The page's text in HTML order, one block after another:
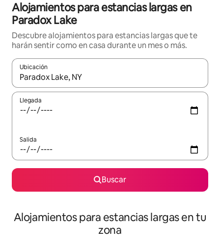
Alojamientos para estancias largas en
Paradox Lake
Descubre alojamientos para estancias largas que te
harán sentir como en casa durante un mes o más.
Ubicación
Cuando los resultados estén disponibles, podrás navegar
Llegada
Salida
Buscar
Alojamientos para estancias largas en tu
zona